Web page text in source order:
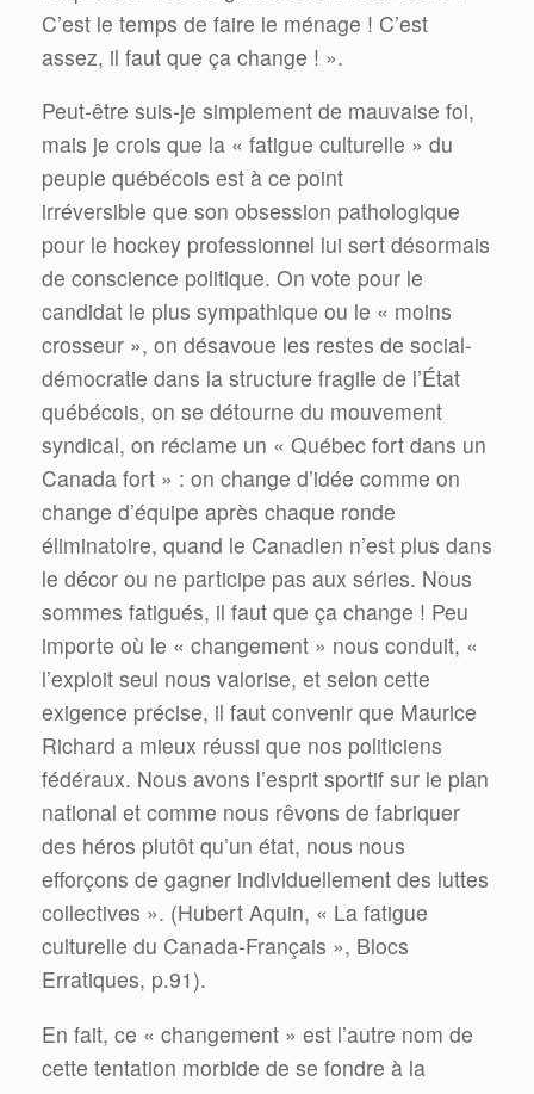
C’est le temps de faire le ménage ! C’est
assez, il faut que ça change ! ».
Peut-être suis-je simplement de mauvaise foi,
mais je crois que la « fatigue culturelle » du
peuple québécois est à ce point
irréversible que son obsession pathologique
pour le hockey professionnel lui sert désormais
de conscience politique. On vote pour le
candidat le plus sympathique ou le « moins
crosseur », on désavoue les restes de social-
démocratie dans la structure fragile de l’État
québécois, on se détourne du mouvement
syndical, on réclame un « Québec fort dans un
Canada fort » : on change d’idée comme on
change d’équipe après chaque ronde
éliminatoire, quand le Canadien n’est plus dans
le décor ou ne participe pas aux séries. Nous
sommes fatigués, il faut que ça change ! Peu
importe où le « changement » nous conduit, «
l’exploit seul nous valorise, et selon cette
exigence précise, il faut convenir que Maurice
Richard a mieux réussi que nos politiciens
fédéraux. Nous avons l’esprit sportif sur le plan
national et comme nous rêvons de fabriquer
des héros plutôt qu’un état, nous nous
efforçons de gagner individuellement des luttes
collectives ». (Hubert Aquin, « La fatigue
culturelle du Canada-Français », Blocs
Erratiques, p.91).
En fait, ce « changement » est l’autre nom de
cette tentation morbide de se fondre à la